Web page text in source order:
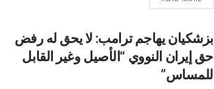
بزشكيان يهاجم ترامب: لا يحق له رفض
حق إيران النووي “الأصيل وغير القابل
للمساس”